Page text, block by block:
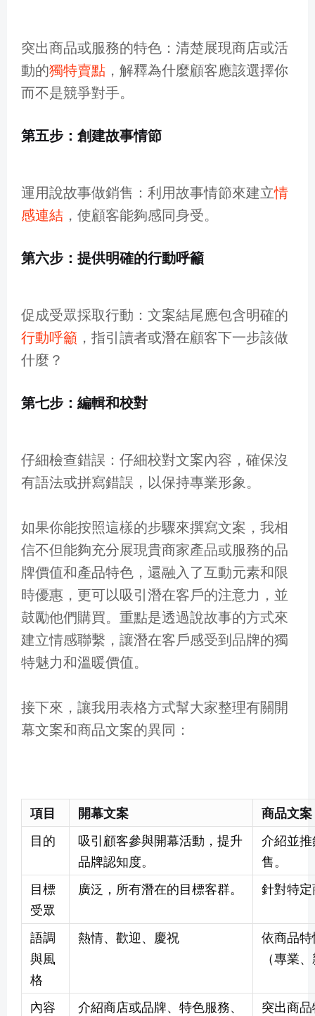
突出商品或服務的特色：清楚展現商店或活
動的獨特賣點 ，解釋為什麼顧客應該選擇你
而不是競爭對手。
第五步：創建故事情節
運用說故事做銷售：利用故事情節來建立情
感連結 ，使顧客能夠感同身受。
第六步：提供明確的行動呼籲
促成受眾採取行動：文案結尾應包含明確的
行動呼籲 ，指引讀者或潛在顧客下一步該做
什麼？
第七步：編輯和校對
仔細檢查錯誤：仔細校對文案內容，確保沒
有語法或拼寫錯誤，以保持專業形象。
如果你能按照這樣的步驟來撰寫文案，我相
信不但能夠充分展現貴商家產品或服務的品
牌價值和產品特色，還融入了互動元素和限
時優惠，更可以吸引潛在客戶的注意力，並
鼓勵他們購買。重點是透過說故事的方式來
建立情感聯繫，讓潛在客戶感受到品牌的獨
特魅力和溫暖價值。
接下來，讓我用表格方式幫大家整理有關開
幕文案和商品文案的異同：
項目 開幕文案
商品文案
目的
吸引顧客參與開幕活動，提升
品牌認知度。
介紹並
售。
目標
受眾
廣泛，所有潛在的目標客群。 針對特
語調
與風
格
熱情、歡迎、慶祝
依商品
（專業
內容
介紹商店或品牌、特色服務、
突出商